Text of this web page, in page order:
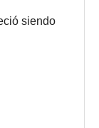
siendo